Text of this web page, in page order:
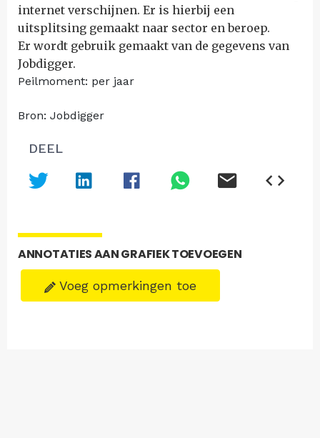
internet verschijnen. Er is hierbij een
uitsplitsing gemaakt naar sector en beroep.
Er wordt gebruik gemaakt van de gegevens van
Jobdigger.
Peilmoment: per jaar
Bron: Jobdigger
DEEL
ANNOTATIES AAN GRAFIEK TOEVOEGEN
Voeg opmerkingen toe